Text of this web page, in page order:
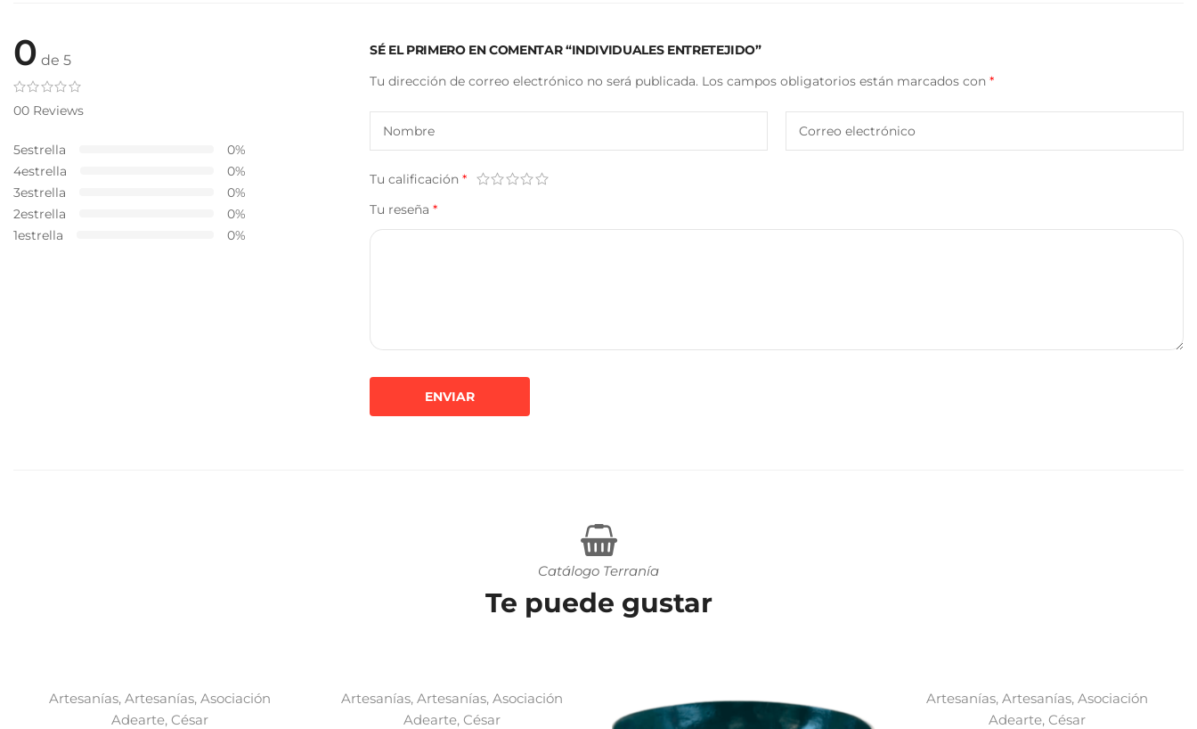
0 de 5
00 Reviews
5estrella
0%
4estrella
0%
3estrella
0%
2estrella
0%
1estrella
0%
SÉ EL PRIMERO EN COMENTAR “INDIVIDUALES ENTRETEJIDO”
Tu dirección de correo electrónico no será publicada. Los campos obligatorios están marcados con *
Tu calificación *
Tu reseña *
Catálogo Terranía
Te puede gustar
Artesanías, Artesanías, Asociación
Adearte, César
Artesanías,Artesanías,Asociación
Adearte, César
Artesanías,Artesanías,Asociación
Adearte, César